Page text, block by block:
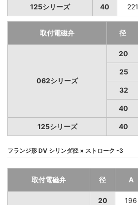
125シリーズ 40 221
取付電磁弁 径
062シリーズ
20
25
32
40
125シリーズ 40
フランジ形 DV シリンダ径 × ストローク -3
取付電磁弁 径 A
20 196